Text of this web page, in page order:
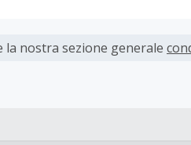
parte dei rivenditori
la nostra sezione generale